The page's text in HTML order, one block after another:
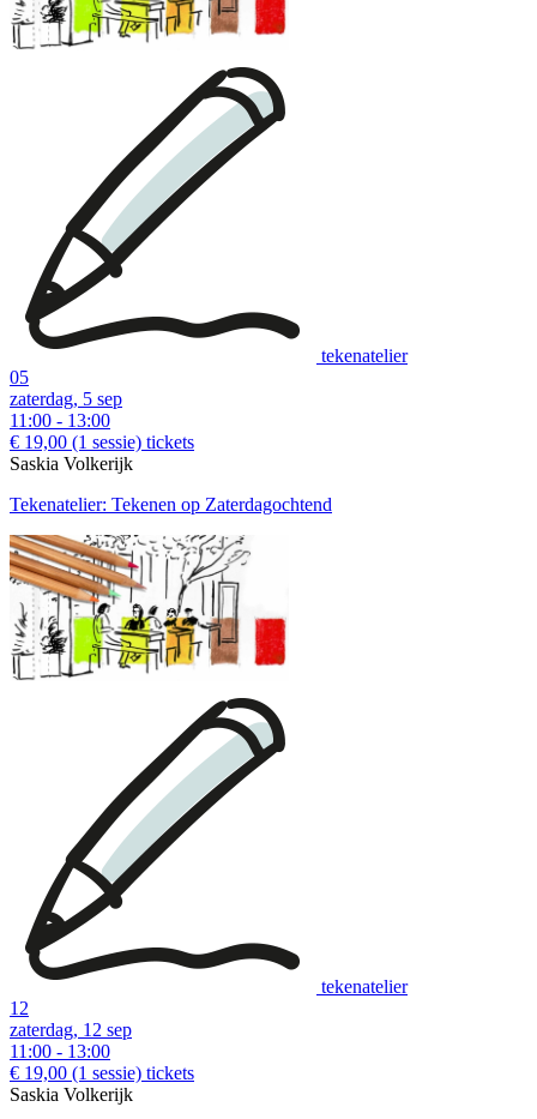
tekenatelier
05
zaterdag, 5 sep
11:00 - 13:00
€ 19,00 (1 sessie) tickets
Saskia Volkerijk
Tekenatelier: Tekenen op Zaterdagochtend
tekenatelier
12
zaterdag, 12 sep
11:00 - 13:00
€ 19,00 (1 sessie) tickets
Saskia Volkerijk